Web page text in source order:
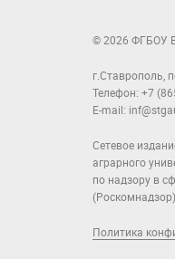
© 2026 ФГБОУ
г.Ставрополь,
Телефон: +7
E-mail:
Сетевое
аграрного
по надзору в
Политика